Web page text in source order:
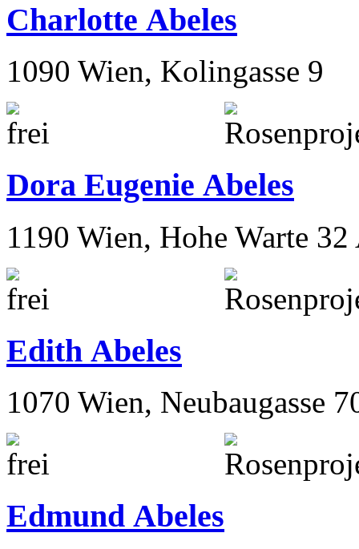
Charlotte Abeles
1090 Wien, Kolingasse 9
Dora Eugenie Abeles
1190 Wien, Hohe Warte
Edith Abeles
1070 Wien, Neubaugasse
Edmund Abeles